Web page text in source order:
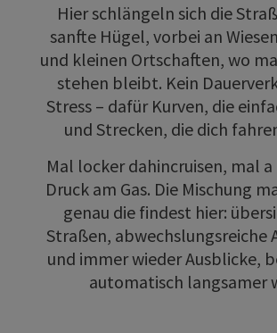
Hier schlängeln sich die
sanfte Hügel, vorbei an
und kleinen Ortschaften, wo
stehen bleibt. Kein
Stress – dafür Kurven, die
und Strecken, die dich
Mal locker dahincruisen, mal
Druck am Gas. Die Mischung
genau die findest hier:
Straßen, abwechslungsreiche
und immer wieder Ausblicke,
automatisch langsamer